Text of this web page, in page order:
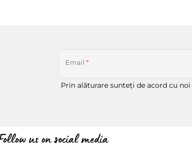
Email *
Prin alăturare sunteți de acord cu noi
us on social media